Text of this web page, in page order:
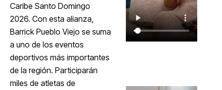
Caribe Santo Domingo
2026. Con esta alianza,
Barrick Pueblo Viejo se suma
a uno de los eventos
deportivos más importantes
de la región. Participarán
miles de atletas de